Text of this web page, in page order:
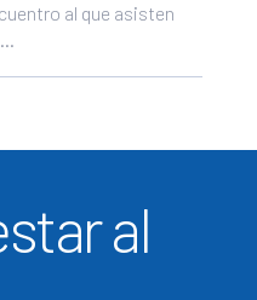
al que asisten
al